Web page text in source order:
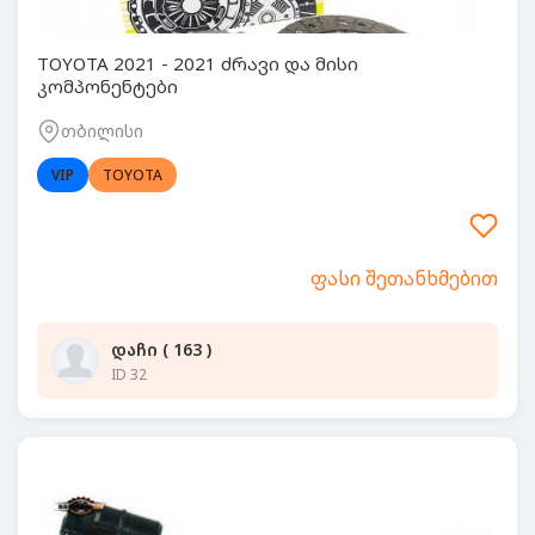
TOYOTA 2021 - 2021 ძრავი და მისი
კომპონენტები
თბილისი
VIP TOYOTA
ფასი შეთანხმებით
დაჩი ( 163 )
ID 32